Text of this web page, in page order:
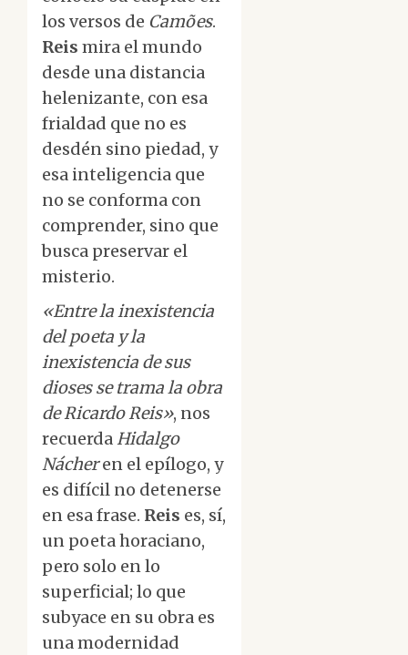
los versos de Camões.
Reis mira el mundo
desde una distancia
helenizante, con esa
frialdad que no es
desdén sino piedad, y
esa inteligencia que
no se conforma con
comprender, sino que
busca preservar el
misterio.
«Entre la inexistencia
del poeta y la
inexistencia de sus
dioses se trama la obra
de Ricardo Reis», nos
recuerdaHidalgo
Nácheren el epílogo, y
es difícil no detenerse
en esa frase. Reis es, sí,
un poeta horaciano,
pero solo en lo
superficial; lo que
subyace en su obra es
una modernidad